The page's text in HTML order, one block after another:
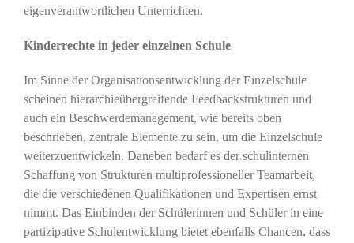
eigenverantwortlichen Unterrichten.
Kinderrechte in jeder einzelnen Schule
Im Sinne der Organisationsentwicklung der Einzelschule
scheinen hierarchieübergreifende Feedbackstrukturen und
auch ein Beschwerdemanagement, wie bereits oben
beschrieben, zentrale Elemente zu sein, um die Einzelschule
weiterzuentwickeln. Daneben bedarf es der schulinternen
Schaffung von Strukturen multiprofessioneller Teamarbeit,
die die verschiedenen Qualifikationen und Expertisen ernst
nimmt. Das Einbinden der Schülerinnen und Schüler in eine
partizipative Schulentwicklung bietet ebenfalls Chancen, dass